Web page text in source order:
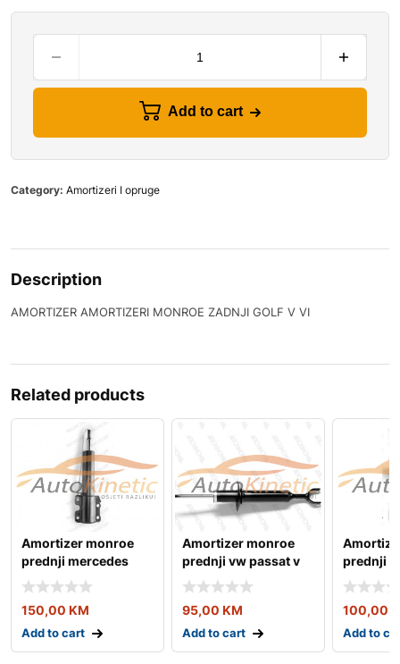
Add to cart
Category: Amortizeri I opruge
Description
AMORTIZER AMORTIZERI MONROE ZADNJI GOLF V VI
Related products
Amortizer monroe
prednji mercedes
sprinter 95-06
150,00 KM
Add to cart
Amortizer monroe
prednji vw passat v
99-05
95,00 KM
Add to cart
prednji
100,00
Add to